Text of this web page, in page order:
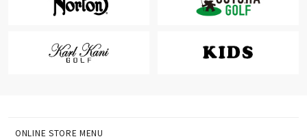
ONLINE STORE MENU